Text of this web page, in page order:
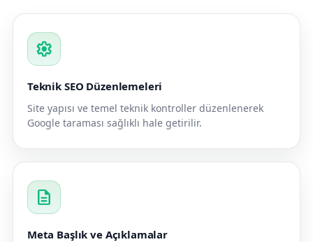
settings
Teknik SEO Düzenlemeleri
Site yapısı ve temel teknik kontroller düzenlenerek
Google taraması sağlıklı hale getirilir.
description
Meta Başlık ve Açıklamalar